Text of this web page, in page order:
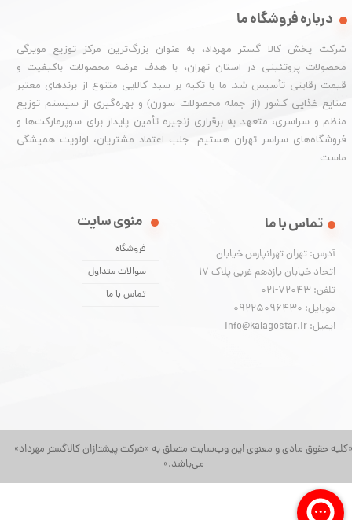
حقوق مادی و معنوی این وب‌سایت متعلق به «شرکت پیشتازان کالاگستر مهرداد»
می‌باشد.»
درباره فروشگاه ما
شرکت پخش کالا گستر مهرداد، به عنوان بزرگ‌ترین مرکز توزیع مویرگی
محصولات پروتئینی در استان تهران، با هدف عرضه محصولات باکیفیت و
قیمت رقابتی تأسیس شد. ما با تکیه بر سبد کالایی متنوع از برندهای معتبر
صنایع غذایی کشور (از جمله محصولات سورن) و بهره‌گیری از سیستم توزیع
منظم و سراسری، متعهد به برقراری زنجیره تأمین پایدار برای سوپرمارکت‌ها و
فروشگاه‌های سراسر تهران هستیم. جلب اعتماد مشتریان، اولویت همیشگی
ماست.
منوی سایت
فروشگاه
سوالات متداول
تماس با ما
تماس با ما
آدرس: تهران تهرانپارس خیابان
اتحاد خیابان یازدهم غربی پلاک ۱۷
تلفن: 72043-021
موبایل: 09225096430
ایمیل: info@kalagostar.ir